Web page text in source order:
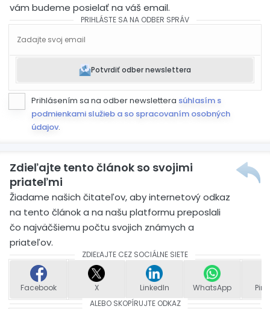
vám budeme posielať na váš email.
PRIHLÁSTE SA NA ODBER SPRÁV
Potvrdiť odber newslettera
Prihlásením sa na odber newslettera súhlasím s
podmienkami služieb a so spracovaním osobných
údajov.
Zdieľajte tento článok so svojimi
priateľmi
Žiadame našich čitateľov, aby internetový odkaz
na tento článok a na našu platformu preposlali
čo najväčšiemu počtu svojich známych a
priateľov.
ZDIEĽAJTE CEZ SOCIÁLNE SIETE
Facebook X LinkedIn WhatsApp
ALEBO SKOPÍRUJTE ODKAZ